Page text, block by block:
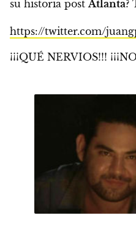
su historia postAtlanta?
https://twitter.com/
¡¡¡QUÉ NERVIOS!!!